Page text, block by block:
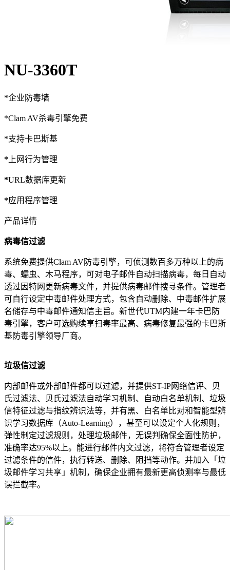
NU-3360T
*企业防毒墙
*Clam AV杀毒引擎免费
*支持卡巴斯基
* 上网行为管理
*URL数据库更新
*应用程序管理
产品详情
病毒信过滤
系统免费提供Clam AV防毒引擎，可侦测数百多万种以上的病
毒、蠕虫、木马程序，可对电子邮件自动扫描病毒，每日自动
透过因特网更新病毒文件，并提供病毒邮件搜寻条件。管理者
可自行设定中毒邮件处理方式，包含自动删除、中毒邮件扩展
名储存与中毒邮件通知信主旨。新世代UTM内建一年卡巴防
毒引擎，客户可选购续享扫毒率最高、病毒修复最强的卡巴斯
基防毒引擎领导厂商。
垃圾信过滤
内部邮件或外部邮件都可以过滤，并提供ST-IP网络信评、贝
氏过滤法、贝氏过滤法自动学习机制、自动白名单机制、垃圾
信特征过滤与指纹辨识法等，并有黑、白名单比对和智能型辨
识学习数据库（Auto-Learning），甚至可以设定个人化规则，
弹性制定过滤规则，处理垃圾邮件，无误判确保全面性防护，
准确率达95%以上。能进行邮件内文过滤，将符合管理者设定
过滤条件的信件，执行转送、删除、阻挡等动作。并加入「垃
圾邮件学习共享」机制，确保企业拥有最新更高侦测率与最低
误拦截率。